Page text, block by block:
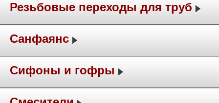
Резьбовые переходы для труб
Санфаянс
Сифоны и гофры